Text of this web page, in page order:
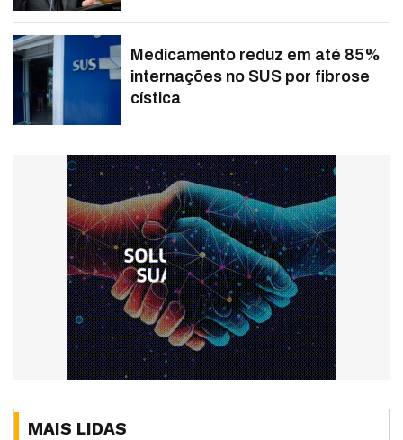
Medicamento reduz em até 85%
internações no SUS por fibrose
cística
MAIS LIDAS